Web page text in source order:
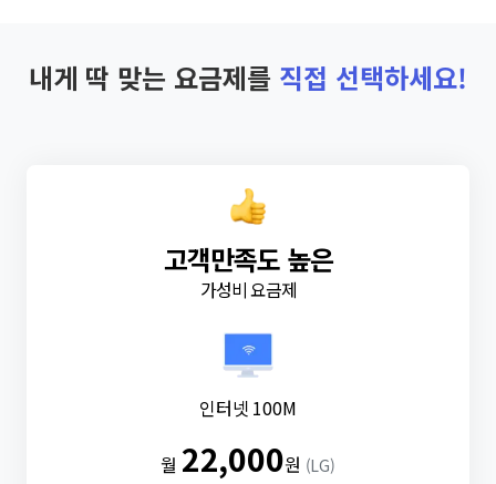
내게 딱 맞는 요금제를 직접 선택하세요!
고객만족도 높은
가성비 요금제
인터넷 100M
월 22,000원 (LG)